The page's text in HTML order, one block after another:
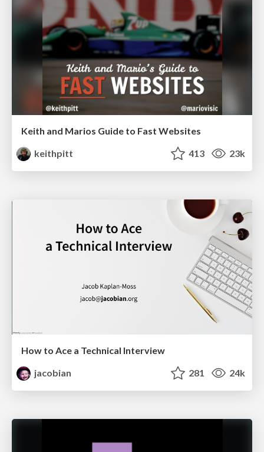
Keith and Marios Guide to Fast Websites
keithpitt
413 23k
How to Ace a Technical Interview
jacobian
281 24k